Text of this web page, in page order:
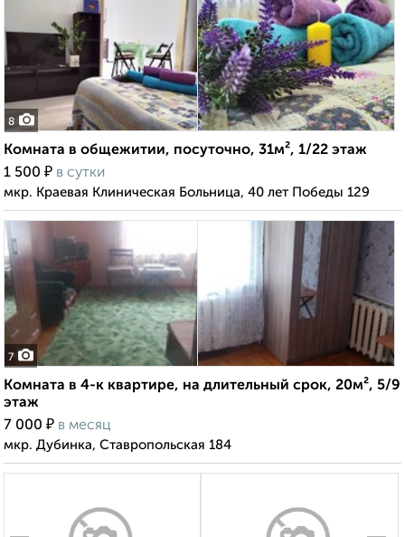
8
Комната в общежитии, посуточно, 31м², 1/22 этаж
1 500 ₽ в сутки
мкр. Краевая Клиническая Больница, 40 лет Победы 129
7
Комната в 4-к квартире, на длительный срок, 20м², 5/9
этаж
7 000 ₽ в месяц
мкр. Дубинка, Ставропольская 184